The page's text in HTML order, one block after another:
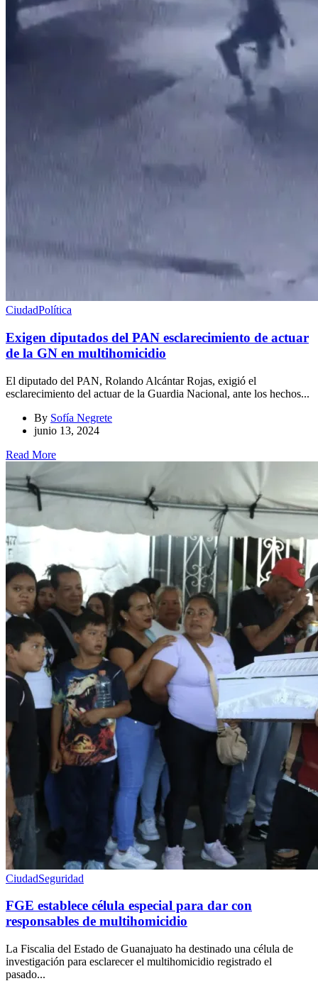
CiudadPolítica
Exigen diputados del PAN esclarecimiento de actuar
de la GN en multihomicidio
El diputado del PAN, Rolando Alcántar Rojas, exigió el
esclarecimiento del actuar de la Guardia Nacional, ante los hechos...
By Sofía Negrete
junio 13, 2024
Read More
CiudadSeguridad
FGE establece célula especial para dar con
responsables de multihomicidio
La Fiscalia del Estado de Guanajuato ha destinado una célula de
investigación para esclarecer el multihomicidio registrado el
pasado...